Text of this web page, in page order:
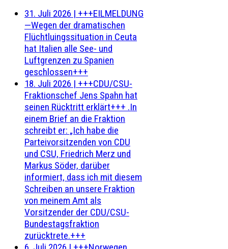
31. Juli 2026 | +++EILMELDUNG
—Wegen der dramatischen
Flüchtluingssituation in Ceuta
hat Italien alle See- und
Luftgrenzen zu Spanien
geschlossen+++
18. Juli 2026 | +++CDU/CSU-
Fraktionschef Jens Spahn hat
seinen Rücktritt erklärt+++ .In
einem Brief an die Fraktion
schreibt er: „Ich habe die
Parteivorsitzenden von CDU
und CSU, Friedrich Merz und
Markus Söder, darüber
informiert, dass ich mit diesem
Schreiben an unsere Fraktion
von meinem Amt als
Vorsitzender der CDU/CSU-
Bundestagsfraktion
zurücktrete.+++